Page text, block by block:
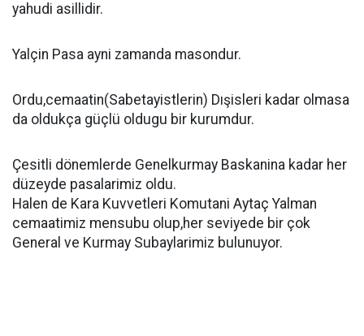
yahudi asillidir.
Yalçin Pasa ayni zamanda masondur.
Ordu,cemaatin(Sabetayistlerin) Dışisleri kadar olmasa
da oldukça güçlü oldugu bir kurumdur.
Çesitli dönemlerde Genelkurmay Baskanina kadar her
düzeyde pasalarimiz oldu.
Halen de Kara Kuvvetleri Komutani Aytaç Yalman
cemaatimiz mensubu olup,her seviyede bir çok
General ve Kurmay Subaylarimiz bulunuyor.